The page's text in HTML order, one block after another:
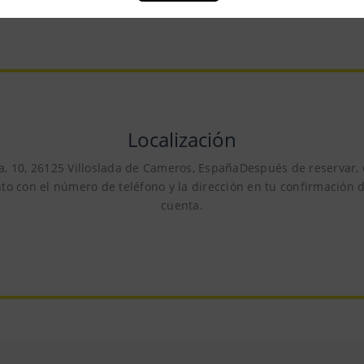
Localización
10, 26125 Villoslada de Cameros, EspañaDespués de
con el número de teléfono y la dirección en tu confirmación
cuenta.